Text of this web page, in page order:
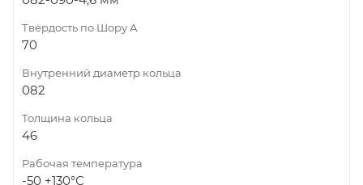
Твёрдость по Шору А
70
Внутренний диаметр кольца
082
Толщина кольца
46
Рабочая температура
-50 +130°С